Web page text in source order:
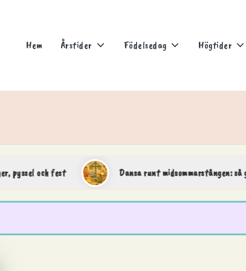
Hem Årstider Födelsedag Högtider
Dansa runt midsommarstången: så går ringdansen till